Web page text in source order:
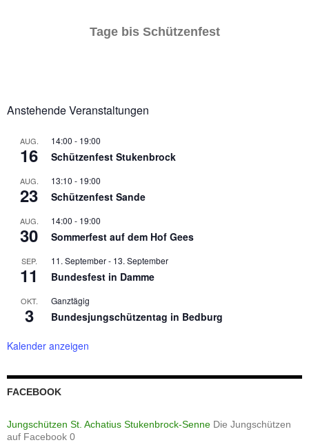
Tage bis Schützenfest
Anstehende Veranstaltungen
AUG.
16
14:00 - 19:00
Schützenfest Stukenbrock
AUG.
23
13:10 - 19:00
Schützenfest Sande
AUG.
30
14:00 - 19:00
Sommerfest auf dem Hof Gees
SEP.
11
11. September- 13. September
Bundesfest in Damme
OKT.
3
Ganztägig
Bundesjungschützentag in Bedburg
Kalender anzeigen
FACEBOOK
Jungschützen St. Achatius Stukenbrock-Senne Die Jungschützen
auf Facebook 0